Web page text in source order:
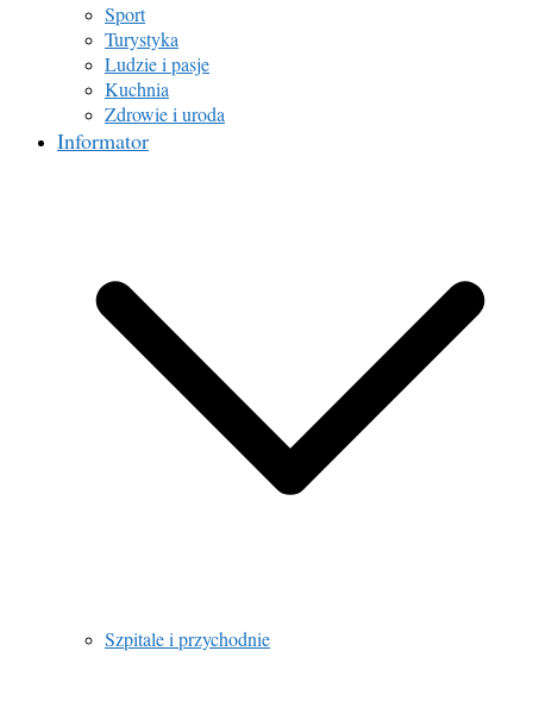
Sport
Turystyka
Ludzie i pasje
Kuchnia
Zdrowie i uroda
Informator
Szpitale i przychodnie